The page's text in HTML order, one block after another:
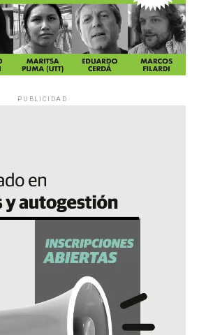
PUBLICIDAD